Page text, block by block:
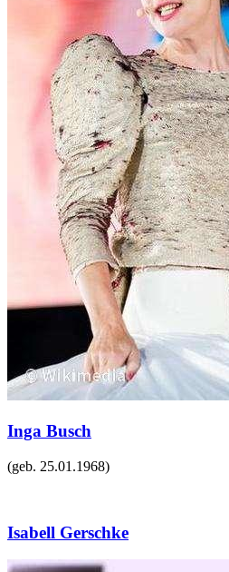
Inga Busch
(geb. 25.01.1968)
Isabell Gerschke